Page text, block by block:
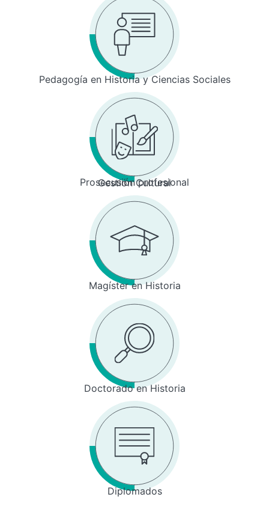
Pedagogía en Historia y Ciencias Sociales
Prosecusión profesional
Gestión Cultural
Magíster en Historia
Doctorado en Historia
Diplomados